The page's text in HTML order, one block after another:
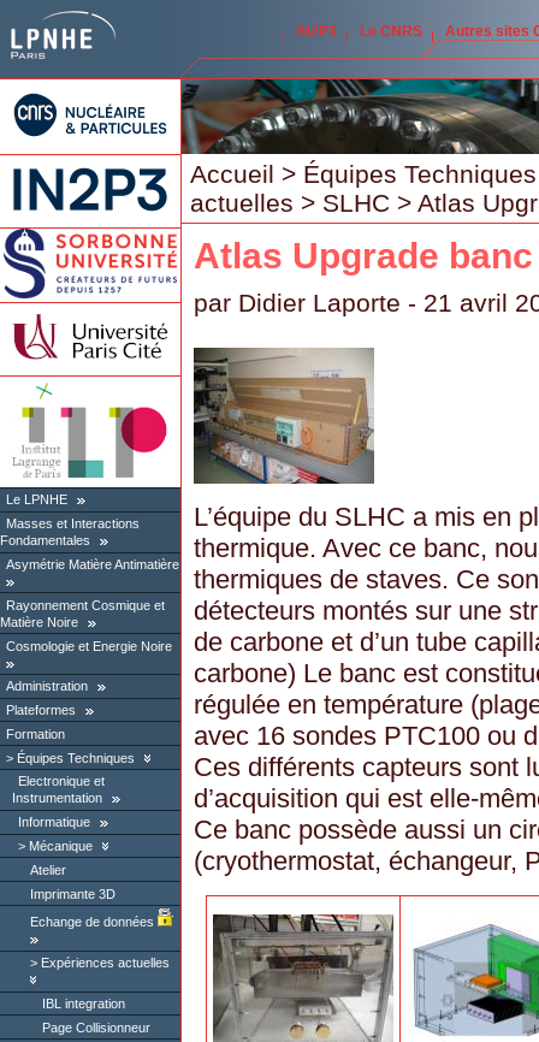
IN2P3 Le CNRS Autres sites
Le LPNHE
Masses et Interactions
Fondamentales
Asymétrie Matière Antimatière
Rayonnement Cosmique et
Matière Noire
Cosmologie et Energie Noire
Administration
Plateformes
Formation
Équipes Techniques
Electronique et
Instrumentation
Informatique
Mécanique
Atelier
Imprimante 3D
Echange de données
Expériences actuelles
IBL integration
Page Collisionneur
Accueil > Équipes Techniques
actuelles > SLHC > Atlas
Atlas Upgrade
par Didier Laporte - 21 avril
L’équipe du SLHC a mis en
thermique. Avec ce banc,
thermiques de staves. Ce
détecteurs montés sur une
de carbone et d’un tube
carbone) Le banc est
régulée en température
avec 16 sondes PTC100 ou
Ces différents capteurs sont
d’acquisition qui est elle-
Ce banc possède aussi un
(cryothermostat, échangeur,